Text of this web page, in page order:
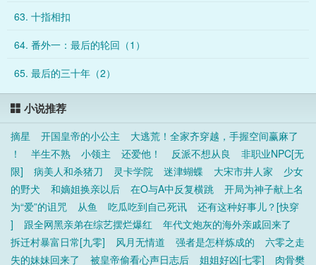
63. 十指相扣
64. 番外一：最后的轮回（1）
65. 最后的三十年（2）
小说推荐
摘星 开国皇帝的小公主
大逃荒！全家齐穿越，手握空间赢麻了
！
半生不熟 小领主 还爱他！ 反派不想从良
非职业NPC[无
限]
病美人和杀猪刀 灵卡学院 迷津蝴蝶 大宋市井人家
少女
的野犬
和嫡姐换亲以后 在O与A中反复横跳
开局为神子献上名
为“爱”的诅咒
从鱼 吃瓜吃到自己死讯
还有这种好事儿？[快穿
]
跟全网黑亲弟在综艺摆烂爆红
年代文炮灰的海外亲戚回来了
拆迁村暴富日常[九零]
风月无情道 强者是怎样炼成的
六零之走
失的妹妹回来了
被皇帝偷看心声日志后 姐姐好凶[七零] 肉骨樊